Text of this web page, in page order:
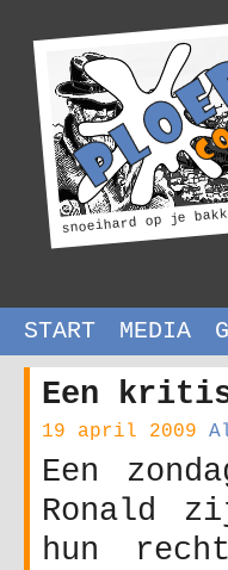
snoeihard op je
START MEDIA
Een
19 april 2009
Een
Ronald
hun